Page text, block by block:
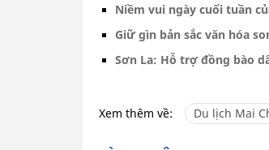
Niềm vui ngày cuối tuần
Giữ gìn bản sắc văn hóa
Sơn La: Hỗ trợ đồng bào
Xem thêm về: Du lịch Mai